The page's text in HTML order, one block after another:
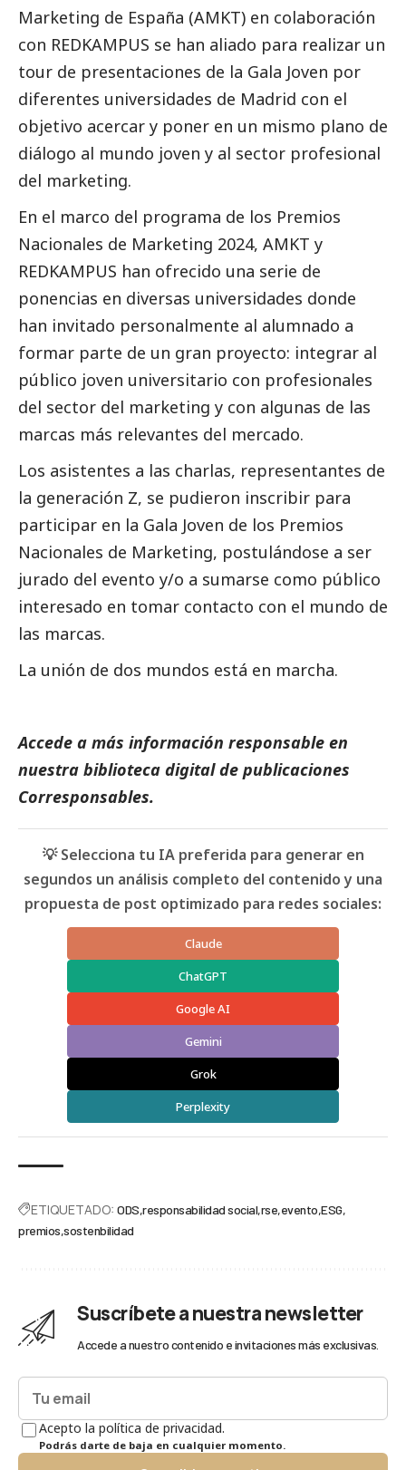
Marketing de España (AMKT) en colaboración
con REDKAMPUS se han aliado para realizar un
tour de presentaciones de la Gala Joven por
diferentes universidades de Madrid con el
objetivo acercar y poner en un mismo plano de
diálogo al mundo joven y al sector profesional
del marketing.
En el marco del programa de los Premios
Nacionales de Marketing 2024, AMKT y
REDKAMPUS han ofrecido una serie de
ponencias en diversas universidades donde
han invitado personalmente al alumnado a
formar parte de un gran proyecto: integrar al
público joven universitario con profesionales
del sector del marketing y con algunas de las
marcas más relevantes del mercado.
Los asistentes a las charlas, representantes de
la generación Z, se pudieron inscribir para
participar en la Gala Joven de los Premios
Nacionales de Marketing, postulándose a ser
jurado del evento y/o a sumarse como público
interesado en tomar contacto con el mundo de
las marcas.
La unión de dos mundos está en marcha.
Accede a más información responsable en
nuestra biblioteca digital de publicaciones
Corresponsables.
💡 Selecciona tu IA preferida para generar en
segundos un análisis completo del contenido y una
propuesta de post optimizado para redes sociales:
Claude
ChatGPT
Google AI
Gemini
Grok
Perplexity
ETIQUETADO: ODS responsabilidad social rse evento ESG
premios sostenbilidad
Suscríbete a nuestra newsletter
Accede a nuestro contenido e invitaciones más exclusivas.
Acepto la política de privacidad.
Podrás darte de baja en cualquier momento.